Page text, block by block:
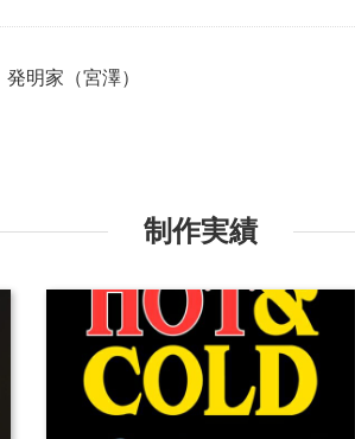
発明家（宮澤）
制作実績